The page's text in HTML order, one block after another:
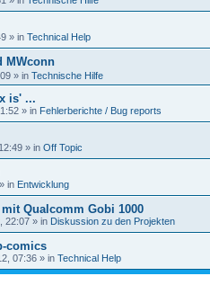
» in Technical Help
MWconn
» in Technische Hilfe
is' ...
» in Fehlerberichte / Bug reports
» in Off Topic
in Entwicklung
Qualcomm Gobi 1000
22:07 » in Diskussion zu den Projekten
comics
07:36 » in Technical Help